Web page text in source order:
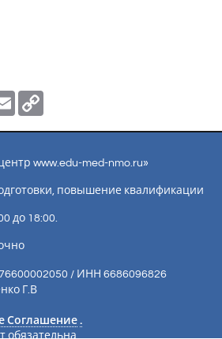
Email
www.edu-med-nmo.ru»
повышение квалификации
до 18:00.
/ ИНН 6686096826
Г.В
Соглашение .
обязательна